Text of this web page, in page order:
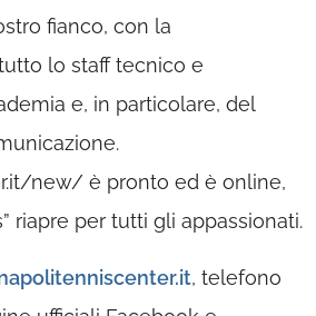
fianco, con la
lo staff tecnico e
e, in particolare, del
new/ è pronto ed è online,
riapre per tutti gli appassionati.
, telefono